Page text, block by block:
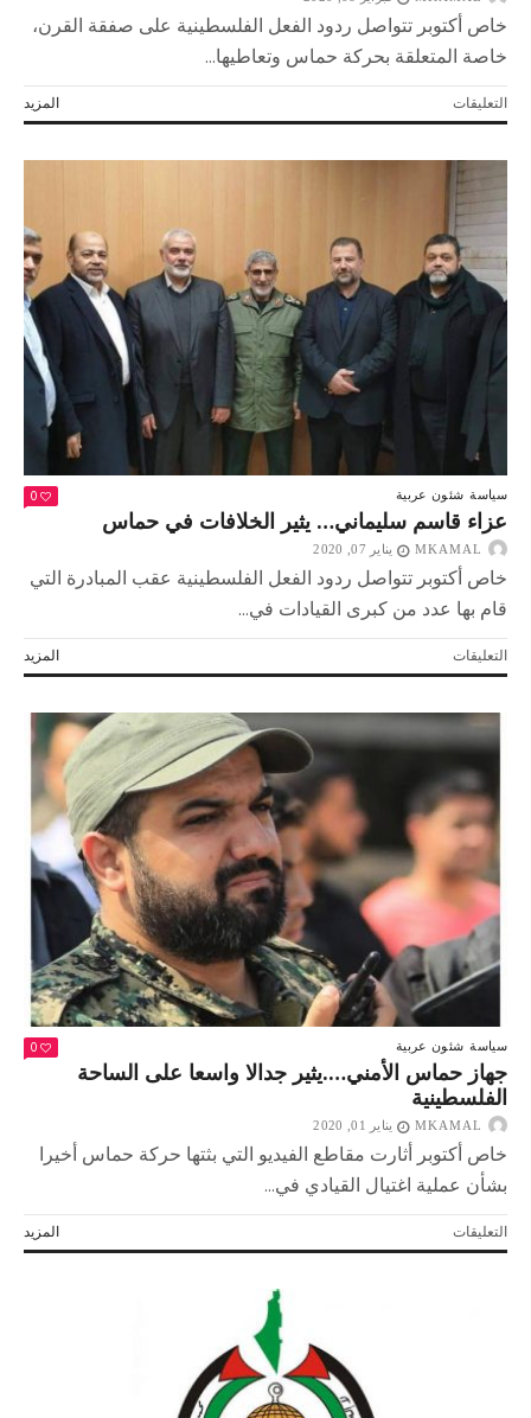
خاص أكتوبر تتواصل ردود الفعل الفلسطينية على صفقة القرن،
خاصة المتعلقة بحركة حماس وتعاطيها...
المزيد التعليقاتعلى
هل
حركة
حماس
للتصعيد
الخارجي
في
لبنان
ردا
سياسة شئون عربية 0
عزاء قاسم سليماني… يثير الخلافات في حماس
MKAMAL يناير 07, 2020
خاص أكتوبر تتواصل ردود الفعل الفلسطينية عقب المبادرة التي
قام بها عدد من كبرى القيادات في...
المزيد التعليقاتعلى
عزاء
سليماني…
يثير
الخلافات
في
حماس
مغلقة
سياسة شئون عربية 0
جهاز حماس الأمني….يثير جدالا واسعا على الساحة
الفلسطينية
MKAMAL يناير 01, 2020
خاص أكتوبر أثارت مقاطع الفيديو التي بثتها حركة حماس أخيرا
بشأن عملية اغتيال القيادي في...
المزيد التعليقاتعلى
جهاز